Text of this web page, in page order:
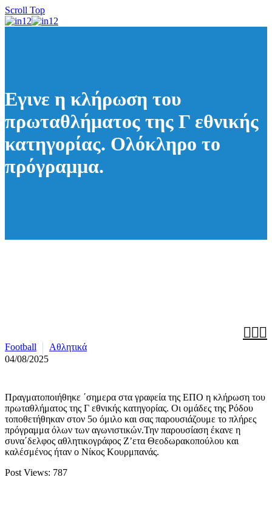
Scroll Top
Εγινε η κλήρωση του
πρωταθλήματος της Γ εθνικής
κατηγορίας. Ολόκληρο το
πρόγραμμα.

Football
Αθλητικά
04/08/2025
Πραγματοποιήθηκε ΄σημερα στα γραφεία της ΕΠΟ η κλήρωση του
πρωταθλήματος της Γ εθνικής κατηγορίας. Οι ομάδες της Ρόδου
τοποθετήθηκαν στον 5ο όμιλο και σας παρουσιάζουμε το πλήρες
πρόγραμμα όλων των αγωνιστικών.Την παρουσίαση έκανε η
συνα΄δελφος αθλητικογράφος Ζ’ετα Θεοδωρακοπούλου και
καλέσμένος ήταν ο Νίκος Κουρμπανάς.
Post Views: 787